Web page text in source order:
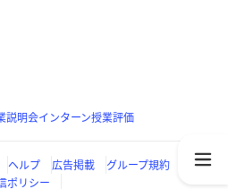
説明会インターン授業評価
ヘルプ 広告掲載
グループ規約
ポリシー